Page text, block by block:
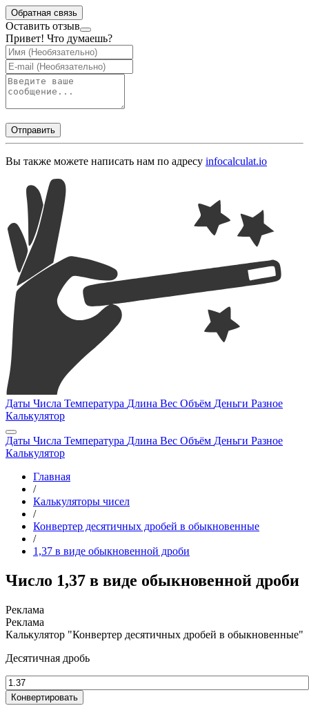
Обратная связь
Оставить отзыв
Привет! Что думаешь?
Отправить
Вы также можете написать нам по адресу infocalculat.io
Даты Числа Температура Длина Вес Объём Деньги Разное
Калькулятор
Даты Числа Температура Длина Вес Объём Деньги Разное
Калькулятор
Главная
/
Калькуляторы чисел
/
Конвертер десятичных дробей в обыкновенные
/
1,37 в виде обыкновенной дроби
Число 1,37 в виде обыкновенной дроби
Калькулятор "Конвертер десятичных дробей в обыкновенные"
Десятичная дробь
Конвертировать